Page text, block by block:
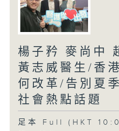
楊子矜 麥尚中
黃志威醫生/香
何改革/告別夏
社會熱點話題
足本 Full (HKT